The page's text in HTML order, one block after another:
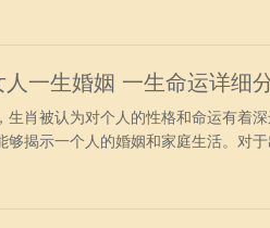
一生婚姻 一生命运详细
肖被认为对个人的性格和命运有着
够揭示一个人的婚姻和家庭生活。对